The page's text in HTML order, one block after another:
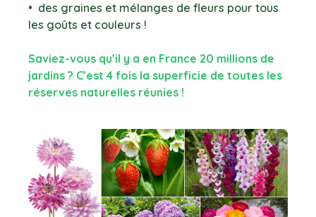
• des graines et mélanges de fleurs pour tous
les goûts et couleurs !
Saviez-vous qu’il y a en France 20 millions de
jardins ? C’est 4 fois la superficie de toutes les
réserves naturelles réunies !